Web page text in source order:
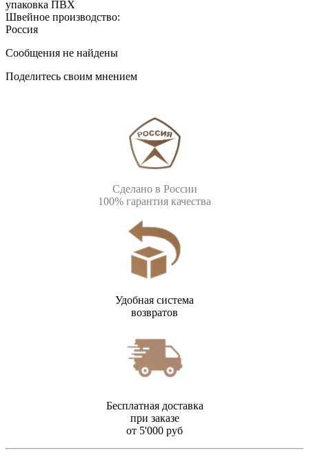
упаковка ПВХ
Швейное производство:
Россия
Сообщения не найдены
Поделитесь своим мнением
Сделано в России
100% гарантия качества
Удобная система
возвратов
Бесплатная доставка
при заказе
от 5'000 руб